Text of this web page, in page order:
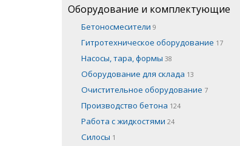
Оборудование и комплектующие
Бетоносмесители 9
Гитротехническое оборудование 17
Насосы, тара, формы 38
Оборудование для склада 13
Очистительное оборудование 7
Производство бетона 124
Работа с жидкостями 24
Силосы 1